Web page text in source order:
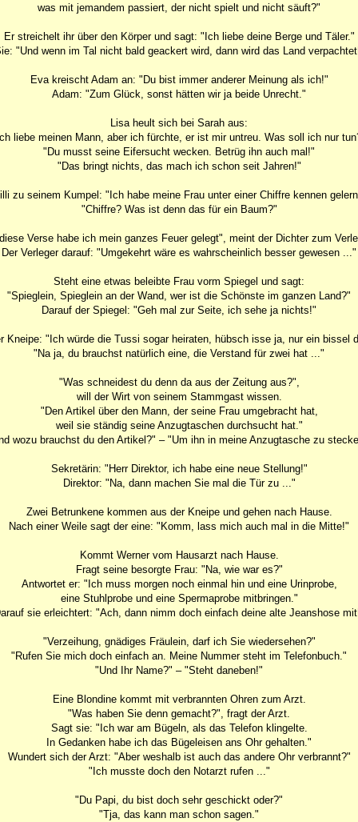
was mit jemandem passiert, der nicht spielt und nicht säuft?"
Er streichelt ihr über den Körper und sagt: "Ich liebe deine Berge und Täler."
"Und wenn im Tal nicht bald geackert wird, dann wird das Land
Eva kreischt Adam an: "Du bist immer anderer Meinung als ich!"
Adam: "Zum Glück, sonst hätten wir ja beide Unrecht."
Lisa heult sich bei Sarah aus:
liebe meinen Mann, aber ich fürchte, er ist mir untreu. Was soll ich nur
"Du musst seine Eifersucht wecken. Betrüg ihn auch mal!"
"Das bringt nichts, das mach ich schon seit Jahren!"
zu seinem Kumpel: "Ich habe meine Frau unter einer Chiffre kennen
"Chiffre? Was ist denn das für ein Baum?"
Verse habe ich mein ganzes Feuer gelegt", meint der Dichter zum
Der Verleger darauf: "Umgekehrt wäre es wahrscheinlich besser gewesen ..."
Steht eine etwas beleibte Frau vorm Spiegel und sagt:
"Spieglein, Spieglein an der Wand, wer ist die Schönste im ganzen Land?"
Darauf der Spiegel: "Geh mal zur Seite, ich sehe ja nichts!"
Kneipe: "Ich würde die Tussi sogar heiraten, hübsch isse ja, nur ein bissel
"Na ja, du brauchst natürlich eine, die Verstand für zwei hat ..."
"Was schneidest du denn da aus der Zeitung aus?",
will der Wirt von seinem Stammgast wissen.
"Den Artikel über den Mann, der seine Frau umgebracht hat,
weil sie ständig seine Anzugtaschen durchsucht hat."
wozu brauchst du den Artikel?" – "Um ihn in meine Anzugtasche zu
Sekretärin: "Herr Direktor, ich habe eine neue Stellung!"
Direktor: "Na, dann machen Sie mal die Tür zu ..."
Zwei Betrunkene kommen aus der Kneipe und gehen nach Hause.
Nach einer Weile sagt der eine: "Komm, lass mich auch mal in die Mitte!"
Kommt Werner vom Hausarzt nach Hause.
Fragt seine besorgte Frau: "Na, wie war es?"
Antwortet er: "Ich muss morgen noch einmal hin und eine Urinprobe,
eine Stuhlprobe und eine Spermaprobe mitbringen."
sie erleichtert: "Ach, dann nimm doch einfach deine alte Jeanshose
"Verzeihung, gnädiges Fräulein, darf ich Sie wiedersehen?"
"Rufen Sie mich doch einfach an. Meine Nummer steht im Telefonbuch."
"Und Ihr Name?" – "Steht daneben!"
Eine Blondine kommt mit verbrannten Ohren zum Arzt.
"Was haben Sie denn gemacht?", fragt der Arzt.
Sagt sie: "Ich war am Bügeln, als das Telefon klingelte.
In Gedanken habe ich das Bügeleisen ans Ohr gehalten."
Wundert sich der Arzt: "Aber weshalb ist auch das andere Ohr verbrannt?"
"Ich musste doch den Notarzt rufen ..."
"Du Papi, du bist doch sehr geschickt oder?"
"Tja, das kann man schon sagen."